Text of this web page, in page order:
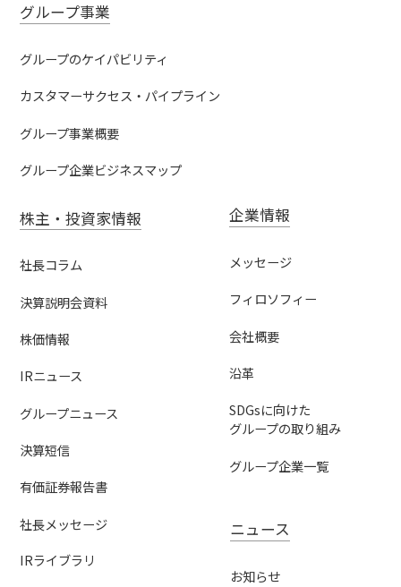
グループ事業
グループのケイパビリティ
カスタマーサクセス・パイプライン
グループ事業概要
グループ企業ビジネスマップ
企業情報
メッセージ
フィロソフィー
会社概要
沿革
SDGsに向けた
グループの取り組み
グループ企業一覧
株主・投資家情報
社長コラム
決算説明会資料
株価情報
IRニュース
グループニュース
決算短信
有価証券報告書
社長メッセージ
IRライブラリ
ニュース
お知らせ